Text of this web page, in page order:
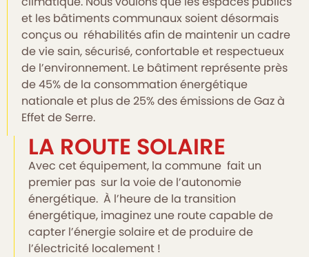
et les bâtiments communaux soient désormais
conçus ou réhabilités afin de maintenir un cadre
de vie sain, sécurisé, confortable et respectueux
de l’environnement. Le bâtiment représente près
de 45% de la consommation énergétique
nationale et plus de 25% des émissions de Gaz à
Effet de Serre.
LA ROUTE SOLAIRE
Avec cet équipement, la commune fait un
premier pas sur la voie de l’autonomie
énergétique. À l’heure de la transition
énergétique, imaginez une route capable de
capter l’énergie solaire et de produire de
l’électricité localement !